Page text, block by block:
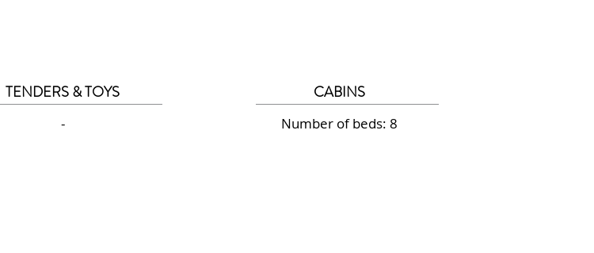
TENDERS & TOYS
-
CABINS
Number of beds: 8